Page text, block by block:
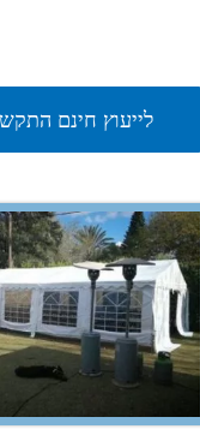
לייעוץ חינם התקשרו